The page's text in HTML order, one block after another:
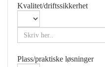
Kvalitet/driftssikkerhet
Plass/praktiske løsninger